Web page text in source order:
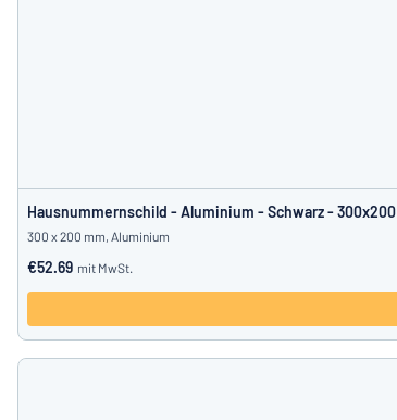
Hausnummernschild - Aluminium - Schwarz -
300 x 200 mm, Aluminium
€52.69 mit MwSt.